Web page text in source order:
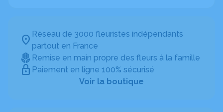
Réseau de 3000 fleuristes indépendants
partout en France
Remise en main propre des fleurs à la famille
Paiement en ligne 100% sécurisé
Voir la boutique